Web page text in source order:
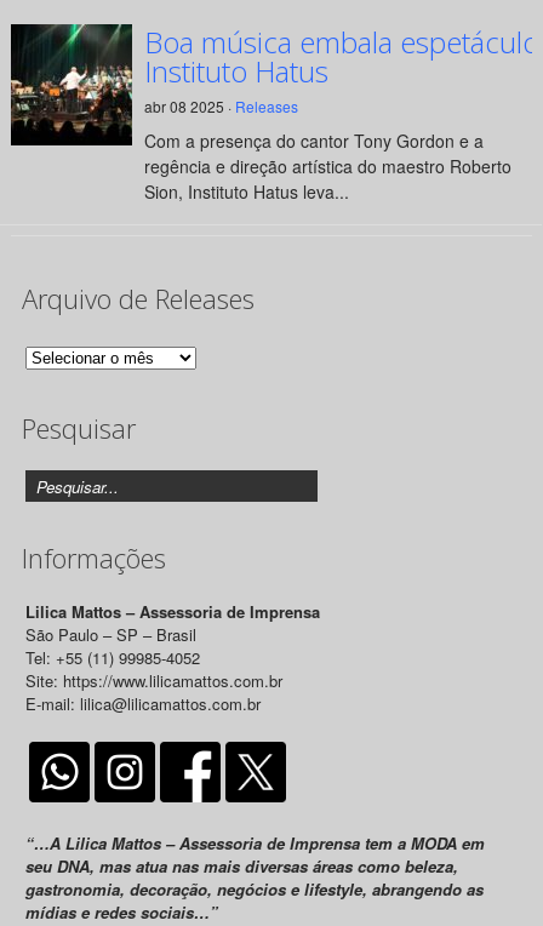
Boa música embala
Instituto Hatus
abr 08 2025 · Releases
Com a presença do cantor Tony Gordon e a
regência e direção artística do maestro Roberto
Sion, Instituto Hatus leva...
Arquivo de Releases
Arquivo
Releases
Pesquisar
Informações
Lilica Mattos – Assessoria de Imprensa
São Paulo – SP – Brasil
Tel: +55 (11) 99985-4052
Site: https://www.lilicamattos.com.br
E-mail: lilica@lilicamattos.com.br
“…A Lilica Mattos – Assessoria de Imprensa tem a MODA em
seu DNA, mas atua nas mais diversas áreas como beleza,
gastronomia, decoração, negócios e lifestyle, abrangendo as
mídias e redes sociais…”